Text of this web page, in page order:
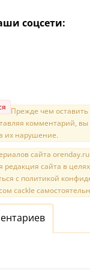
соцсети:
Прежде чем
комментарий,
их нарушение.
сайта
сайта в
с политикой
cackle